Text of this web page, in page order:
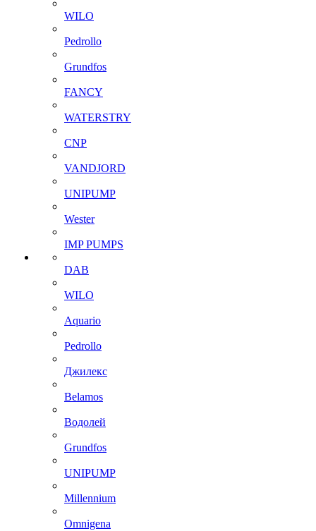
WILO
Pedrollo
Grundfos
FANCY
WATERSTRY
CNP
VANDJORD
UNIPUMP
Wester
IMP PUMPS
DAB
WILO
Aquario
Pedrollo
Джилекс
Belamos
Водолей
Grundfos
UNIPUMP
Millennium
Omnigena